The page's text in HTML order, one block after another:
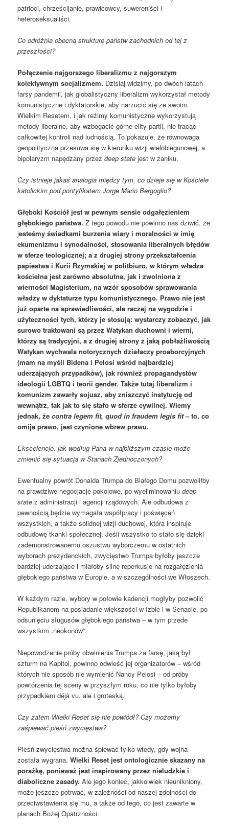
patrioci, chrześcijanie, prawicowcy, suwereniści i
heteroseksualiści.
Co odróżnia obecną strukturę państw zachodnich od tej z
przeszłości?
Połączenie najgorszego liberalizmu z najgorszym
kolektywnym socjalizmem. Dzisiaj widzimy, po dwóch latach
farsy pandemii, jak globalistyczny liberalizm wykorzystał metody
komunistyczne i dyktatorskie, aby narzucić się ze swoim
Wielkim Resetem, i jak reżimy komunistyczne wykorzystują
metody liberalne, aby wzbogacić górne elity partii, nie tracąc
całkowitej kontroli nad ludnością. To pokazuje, że równowaga
geopolityczna przesuwa się w kierunku wizji wielobiegunowej, a
bipolaryzm napędzany przezdeep state jest w zaniku.
Czy istnieje jakaś analogia między tym, co dzieje się w Kościele
katolickim pod pontyfikatem Jorge Mario Bergoglio?
Głęboki Kościół jest w pewnym sensie odgałęzieniem
głębokiego państwa. Z tego powodu nie powinno nas dziwić, że
jesteśmy świadkami burzenia wiary i moralności w imię
ekumenizmu i synodalności, stosowania liberalnych błędów
w sferze teologicznej; a z drugiej strony przekształcenia
papiestwa i Kurii Rzymskiej w politbiuro, w którym władza
kościelna jest zarówno absolutna, jak i zwolniona z
wierności Magisterium, na wzór sposobów sprawowania
władzy w dyktaturze typu komunistycznego. Prawo nie jest
już oparte na sprawiedliwości, ale raczej na wygodzie i
użyteczności tych, którzy je stosują: wystarczy zobaczyć, jak
surowo traktowani są przez Watykan duchowni i wierni,
którzy są tradycyjni, a z drugiej strony z jaką pobłażliwością
Watykan wychwala notorycznych działaczy proaborcyjnych
(mam na myśli Bidena i Pelosi wśród najbardziej
uderzających przypadków), jak również propagandystów
ideologii LGBTQ i teorii gender. Także tutaj liberalizm i
komunizm zawarły sojusz, aby zniszczyć instytucję od
wewnątrz, tak jak to się stało w sferze cywilnej. Wiemy
jednak, żecontra legem fit, quod in fraudem legis fit– to, co
omija prawo, jest czynione wbrew prawu.
Ekscelencjo, jak według Pana w najbliższym czasie może
zmienić się sytuacja w Stanach Zjednoczonych?
Ewentualny powrót Donalda Trumpa do Białego Domu pozwoliłby
na prawdziwe negocjacje pokojowe, po wyeliminowaniudeep
state z administracji i agencji rządowych. Ale odbudowa z
pewnością będzie wymagała współpracy i poświęceń
wszystkich, a także solidnej wizji duchowej, która inspiruje
odbudowę tkanki społecznej. Jeśli wszystko to stało się dzięki
zademonstrowanemu oszustwu wyborczemu w ostatnich
wyborach prezydenckich, zwycięstwo Trumpa byłoby jeszcze
bardziej uderzające i miałoby silne reperkusje na rozgałęzienia
głębokiego państwa w Europie, a w szczególności we Włoszech.
W każdym razie, wybory w połowie kadencji mogłyby pozwolić
Republikanom na posiadanie większości w Izbie i w Senacie, po
odsunięciu sługusów głębokiego państwa – w tym przede
wszystkim „neokonów”.
Niepowodzenie próby obwinienia Trumpa za farsę, jaką był
szturm na Kapitol, powinno odwieść jej organizatorów – wśród
których nie sposób nie wymienić Nancy Pelosi – od próby
powtórzenia tej sceny w przyszłym roku, co nie tylko byłoby
przypadkiem déjà vu, ale i groteską.
Czy zatem Wielki Reset się nie powiódł? Czy możemy
zaśpiewać pieśń zwycięstwa?
Pieśń zwycięstwa można śpiewać tylko wtedy, gdy wojna
została wygrana.Wielki Reset jest ontologicznie skazany na
porażkę, ponieważ jest inspirowany przez nieludzkie i
diaboliczne zasady.Ale jego koniec, jakkolwiek nieunikniony,
może jeszcze potrwać, w zależności od naszej zdolności do
przeciwstawienia się mu, a także od tego, co jest zawarte w
planach Bożej Opatrzności.